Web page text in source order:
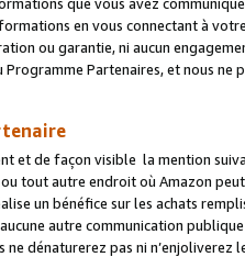
que vous avez
en vous connectant à
ou garantie, ni aucun
Partenaires, et nous
et de façon visible la mention
tout autre endroit où Amazon
un bénéfice sur les achats
autre communication
dénaturerez pas ni